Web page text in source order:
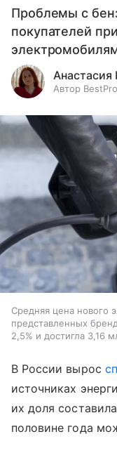
Проблемы с
покупателей
Анастасия
Автор
Средняя цена нового
представленных
2,5% и достигла 3,16
В России вырос
источниках
их доля
половине года